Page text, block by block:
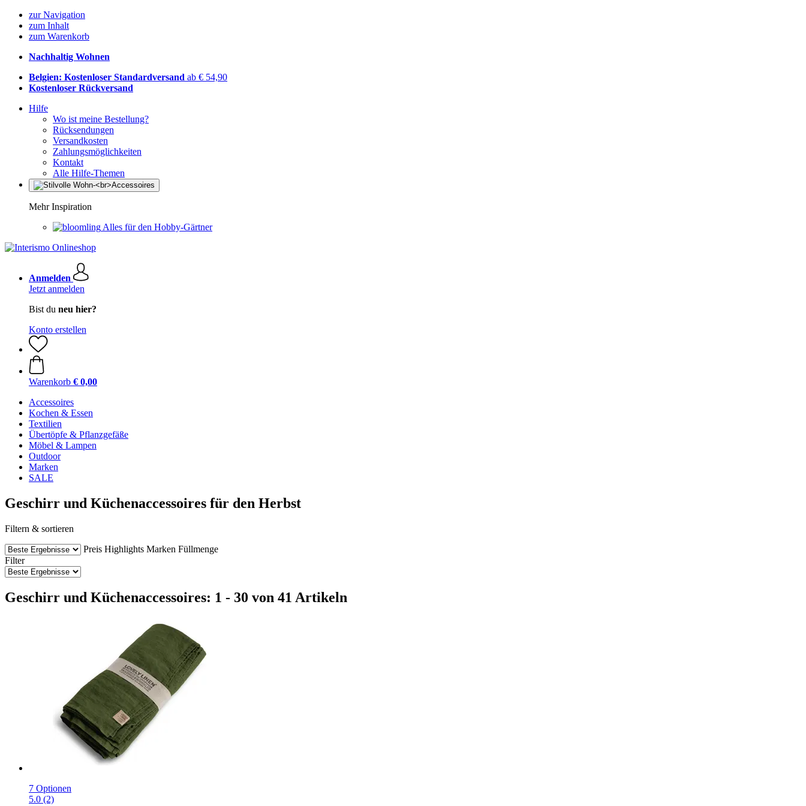
zur Navigation
zum Inhalt
zum Warenkorb
Nachhaltig Wohnen
Belgien: Kostenloser Standardversand ab € 54,90
Kostenloser Rückversand
Hilfe
Wo ist meine Bestellung?
Rücksendungen
Versandkosten
Zahlungsmöglichkeiten
Kontakt
Alle Hilfe-Themen
Mehr Inspiration
Alles für den Hobby-Gärtner
Anmelden
Jetzt anmelden
Bist du neu hier?
Konto erstellen
Warenkorb € 0,00
Accessoires
Kochen & Essen
Textilien
Übertöpfe & Pflanzgefäße
Möbel & Lampen
Outdoor
Marken
SALE
Geschirr und Küchenaccessoires für den Herbst
Filtern & sortieren
Preis Highlights Marken Füllmenge
Filter
Geschirr und Küchenaccessoires: 1 - 30 von 41 Artikeln
7 Optionen
5.0 (2)